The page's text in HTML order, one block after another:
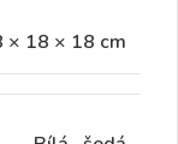
× 18 × 18 cm